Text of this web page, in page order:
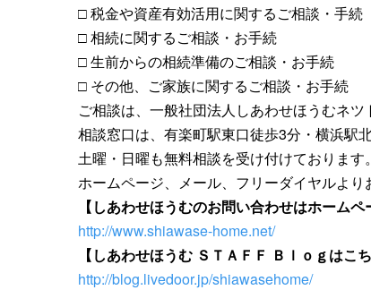
□ 税金や資産有効活用に関するご相談・手続
□ 相続に関するご相談・お手続
□ 生前からの相続準備のご相談・お手続
□ その他、ご家族に関するご相談・お手続
ご相談は、一般社団法人しあわせほうむネツ
相談窓口は、有楽町駅東口徒歩3分・横浜駅北
土曜・日曜も無料相談を受け付けております。
ホームページ、メール、フリーダイヤルより
【しあわせほうむのお問い合わせはホームペ
http://www.shiawase-home.net/
【しあわせほうむ ＳＴＡＦＦ Ｂｌｏｇはこ
http://blog.livedoor.jp/shiawasehome/